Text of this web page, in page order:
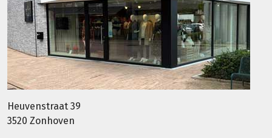
Heuvenstraat 39
3520 Zonhoven